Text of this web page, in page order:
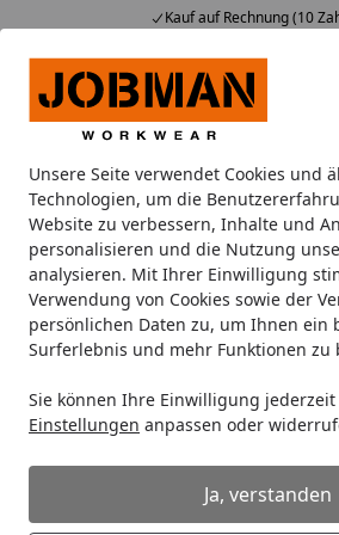
Unsere Seite verwendet Cookies und
Technologien, um die
Website zu verbessern, Inhalte und
personalisieren und die Nutzung
analysieren. Mit Ihrer Einwilligung
Verwendung von Cookies sowie der
persönlichen Daten zu, um Ihnen ein
Surferlebnis und mehr Funktionen zu
Sie können Ihre Einwilligung
Einstellungen anpassen oder
Ja, verstanden
Kauf auf Rechnung (10
Alle Produkte
Mein Konto
Suchen
Startseite
Klimaneutraler Versand?
Bieten Sie auch einen
klimaneutralen
Ja, wir setzen auf einen einen CO2-
DHL GoGreen. MitDHL GoGreen
Kunde die zahlreichen
So können im Jahr mehr als 212t
in vielen Fällen als
Kömpf Onlineshops GmbH